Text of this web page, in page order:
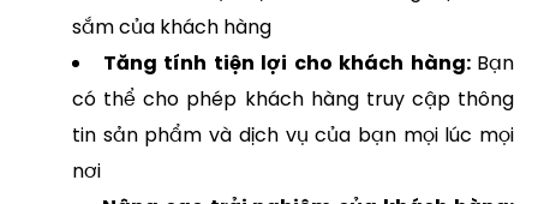
sắm của khách hàng
Tăng tính tiện lợi cho khách hàng: Bạn
có thể cho phép khách hàng truy cập thông
tin sản phẩm và dịch vụ của bạn mọi lúc mọi
nơi